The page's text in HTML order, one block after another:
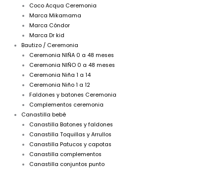
Coco Acqua Ceremonia
Marca Mikamama
Marca Cóndor
Marca Dr kid
Bautizo / Ceremonia
Ceremonia NIÑA 0 a 48 meses
Ceremonia NIÑO 0 a 48 meses
Ceremonia Niña 1 a 14
Ceremonia Niño 1 a 12
Faldones y batones Ceremonia
Complementos ceremonia
Canastilla bebé
Canastilla Batones y faldones
Canastilla Toquillas y Arrullos
Canastilla Patucos y capotas
Canastilla complementos
Canastilla conjuntos punto